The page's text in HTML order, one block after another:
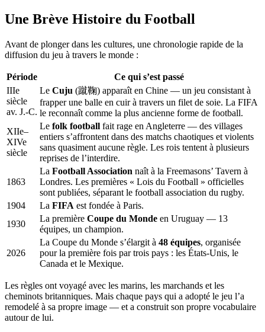
Une Brève Histoire du Football
Avant de plonger dans les cultures, une chronologie rapide de la
diffusion du jeu à travers le monde :
Période
Ce qui s’est passé
IIIe
siècle
av. J.-C.
Le Cuju (蹴鞠) apparaît en Chine — un jeu consistant à
frapper une balle en cuir à travers un filet de soie. La FIFA
le reconnaît comme la plus ancienne forme de football.
XIIe–
XIVe
siècle
Le folk football fait rage en Angleterre — des villages
entiers s’affrontent dans des matchs chaotiques et violents
sans quasiment aucune règle. Les rois tentent à plusieurs
reprises de l’interdire.
1863
La Football Association naît à la Freemasons’ Tavern à
Londres. Les premières « Lois du Football » officielles
sont publiées, séparant le football association du rugby.
1904
La FIFA est fondée à Paris.
1930
La première Coupe du Monde en Uruguay — 13
équipes, un champion.
2026
La Coupe du Monde s’élargit à 48 équipes, organisée
pour la première fois par trois pays : les États-Unis, le
Canada et le Mexique.
Les règles ont voyagé avec les marins, les marchands et les
cheminots britanniques. Mais chaque pays qui a adopté le jeu l’a
remodelé à sa propre image — et a construit son propre vocabulaire
autour de lui.